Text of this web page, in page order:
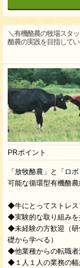
＼有機酪農の牧場スタ
酪農の実践を目指してい
PRポイント
「放牧酪農」と「ロ
可能な循環型有機酪
◆牛にとってストレス
◆実験的な取り組みを
◆未経験の方歓迎（研
礎から学べる）
◆他業種からの転職者
◆１人１人の業務の幅